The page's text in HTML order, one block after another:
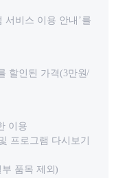
서비스 이용 안내’를
할인된 가격(3만원/
이용
프로그램 다시보기
품목 제외)